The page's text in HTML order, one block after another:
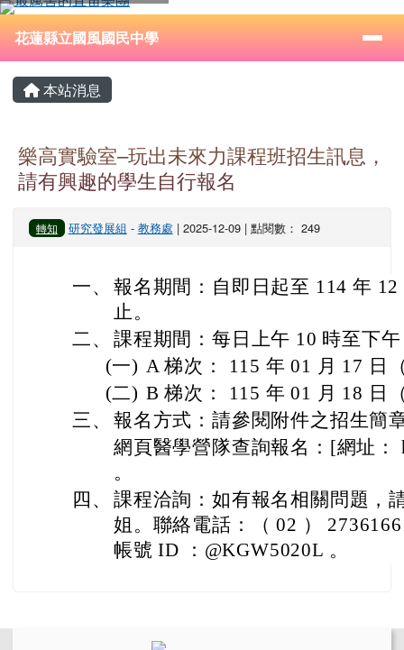
跳至主內容區
花蓮縣立國風國民中學
⏸
導覽列
花蓮縣立國風國民中學
主內容區域
本站消息
樂高實驗室–玩出未來力課程班招生訊息，
請有興趣的學生自行報名
轉知 研究發展組 - 教務處 | 2025-12-09 | 點閱數： 249
一、 報名期間：自即日起至 114 年
止。
二、 課程期間：每日上午 10 時至下
(一) A 梯次： 115 年 01 月 17 日
(二) B 梯次： 115 年 01 月 18 日
三、 報名方式：請參閱附件之招生簡
網頁醫學營隊查詢報名：[網址
。
四、 課程洽詢：如有報名相關問題，
姐。聯絡電話：（ 02 ）
帳號 ID ：@KGW5020L 。
頁尾區域